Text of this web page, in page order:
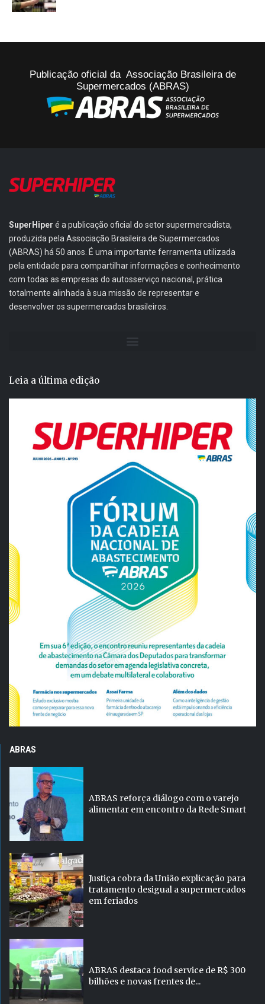
Publicação oficial da Associação Brasileira de
Supermercados (ABRAS)
SuperHiper é a publicação oficial do setor supermercadista,
produzida pela Associação Brasileira de Supermercados
(ABRAS) há 50 anos. É uma importante ferramenta utilizada
pela entidade para compartilhar informações e conhecimento
com todas as empresas do autosserviço nacional, prática
totalmente alinhada à sua missão de representar e
desenvolver os supermercados brasileiros.
Leia a última edição
ABRAS
ABRAS reforça diálogo com o varejo
alimentar em encontro da Rede Smart
Justiça cobra da União explicação para
tratamento desigual a supermercados
em feriados
ABRAS destaca food service de R$ 300
bilhões e novas frentes de...